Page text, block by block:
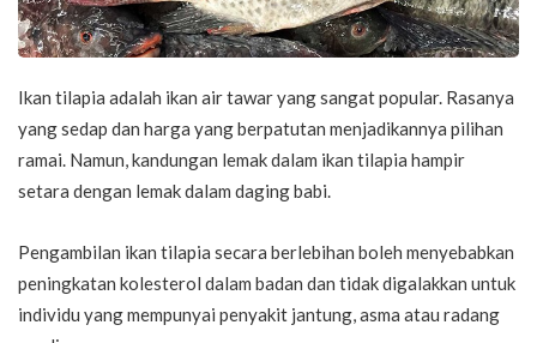
Ikan tilapia adalah ikan air tawar yang sangat popular. Rasanya
yang sedap dan harga yang berpatutan menjadikannya pilihan
ramai. Namun, kandungan lemak dalam ikan tilapia hampir
setara dengan lemak dalam daging babi.
Pengambilan ikan tilapia secara berlebihan boleh menyebabkan
peningkatan kolesterol dalam badan dan tidak digalakkan untuk
individu yang mempunyai penyakit jantung, asma atau radang